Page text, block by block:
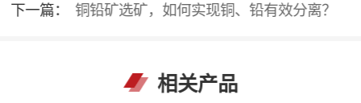
下一篇：
铜铅矿选矿，如何实现铜、铅有效分离？
相关产品